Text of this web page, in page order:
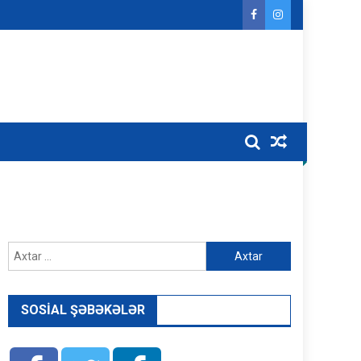
Axtarış:
SOSIAL ŞƏBƏKƏLƏR